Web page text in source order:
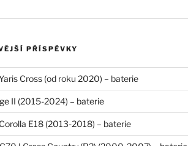
PŘÍSPĚVKY
Cross (od roku 2020) – baterie
II (2015-2024) – baterie
E18 (2013-2018) – baterie